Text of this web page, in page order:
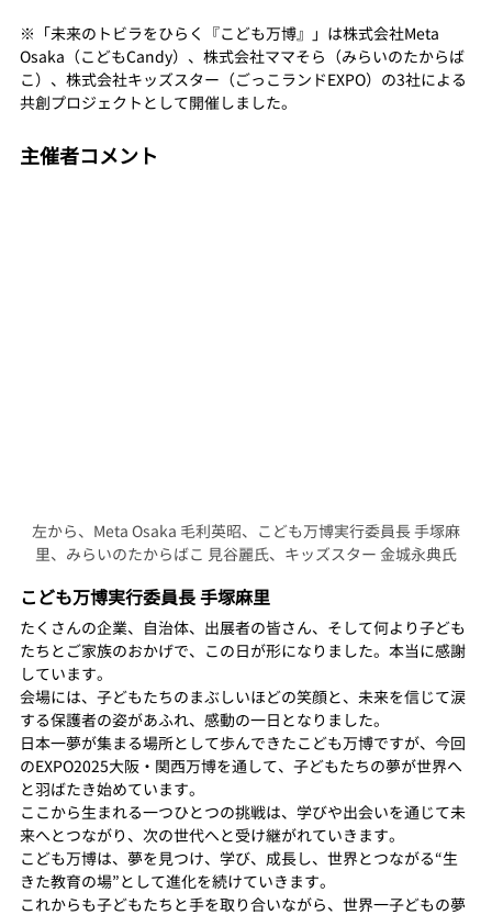
※「未来のトビラをひらく『こども万博』」は株式会社Meta
Osaka（こどもCandy）、株式会社ママそら（みらいのたからば
こ）、株式会社キッズスター（ごっこランドEXPO）の3社による
共創プロジェクトとして開催しました。
主催者コメント
左から、Meta Osaka 毛利英昭、こども万博実行委員長 手塚麻
里、みらいのたからばこ 見谷麗氏、キッズスター 金城永典氏
こども万博実行委員長 手塚麻里
たくさんの企業、自治体、出展者の皆さん、そして何より子ども
たちとご家族のおかげで、この日が形になりました。本当に感謝
しています。
会場には、子どもたちのまぶしいほどの笑顔と、未来を信じて涙
する保護者の姿があふれ、感動の一日となりました。
日本一夢が集まる場所として歩んできたこども万博ですが、今回
のEXPO2025大阪・関西万博を通して、子どもたちの夢が世界へ
と羽ばたき始めています。
ここから生まれる一つひとつの挑戦は、学びや出会いを通じて未
来へとつながり、次の世代へと受け継がれていきます。
こども万博は、夢を見つけ、学び、成長し、世界とつながる“生
きた教育の場”として進化を続けていきます。
これからも子どもたちと手を取り合いながら、世界一子どもの夢